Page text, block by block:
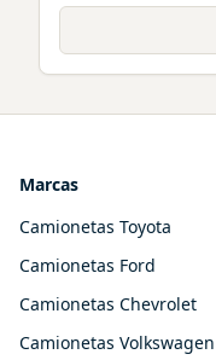
Marcas
Camionetas Toyota
Camionetas Ford
Camionetas Chevrolet
Camionetas Volkswagen